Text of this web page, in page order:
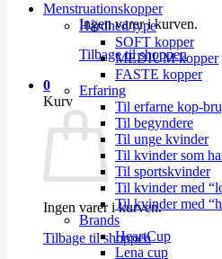
Ingen varer i kurven.
Tilbage til shoppen
0
Kurv
Ingen varer i kurven.
Tilbage til shoppen
Menstruationskopper
Hårdhed/type
SOFT kopper
MEDIUM kopper
FASTE kopper
Erfaring
Til erfarne kop-
Til begyndere
Til unge kvinder
Til kvinder som
Til sportskvinder
Til kvinder med
Til kvinder med
Brands
HeartCup
Lena cup